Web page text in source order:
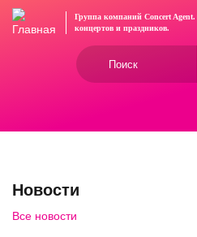
Перейти
Группа компаний Concert Agent.
концертови праздников.
Новости
Все новости